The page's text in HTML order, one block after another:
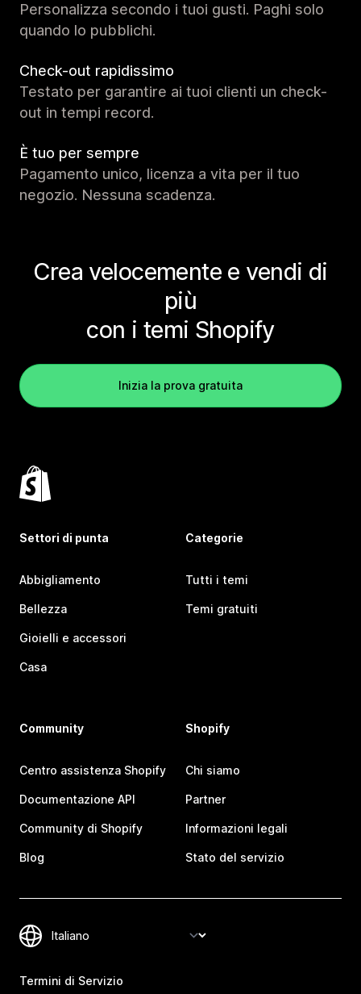
Personalizza secondo i tuoi gusti. Paghi solo
quando lo pubblichi.
Check-out rapidissimo
Testato per garantire ai tuoi clienti un check-
out in tempi record.
È tuo per sempre
Pagamento unico, licenza a vita per il tuo
negozio. Nessuna scadenza.
Crea velocemente e vendi di
più
con i temi Shopify
Inizia la prova gratuita
Settori di punta
Abbigliamento
Bellezza
Gioielli e accessori
Casa
Categorie
Tutti i temi
Temi gratuiti
Community
Centro assistenza Shopify
Documentazione API
Community di Shopify
Blog
Shopify
Chi siamo
Partner
Informazioni legali
Stato del servizio
Termini di Servizio